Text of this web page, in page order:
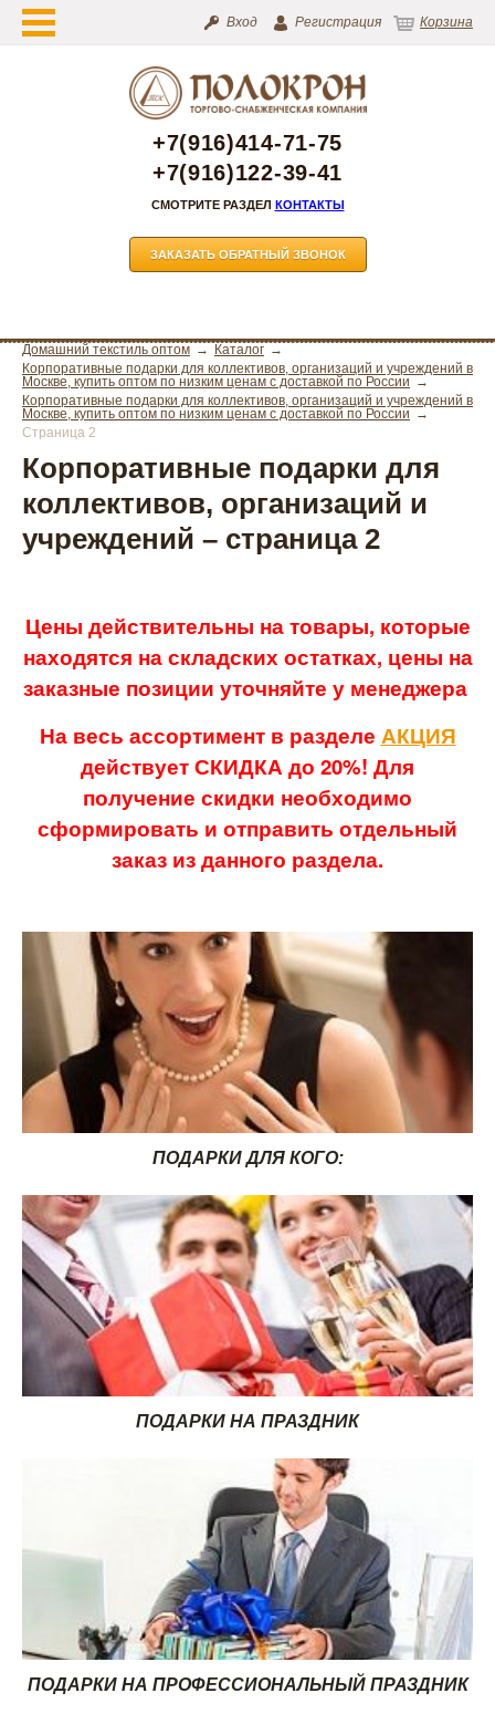
Вход Регистрация Корзина
+7(916)414-71-75
+7(916)122-39-41
СМОТРИТЕ РАЗДЕЛ КОНТАКТЫ
ЗАКАЗАТЬ ОБРАТНЫЙ ЗВОНОК
Домашний текстиль оптом
Каталог
Корпоративные подарки для коллективов, организаций и учреждений в
Москве, купить оптом по низким ценам с доставкой по России
Корпоративные подарки для коллективов, организаций и учреждений в
Москве, купить оптом по низким ценам с доставкой по России
Страница 2
Корпоративные подарки для
коллективов, организаций и
учреждений – страница 2
Цены действительны на товары, которые
находятся на складских остатках, цены на
заказные позиции уточняйте у менеджера
На весь ассортимент в разделе АКЦИЯ
действует СКИДКА до 20%! Для
получение скидки необходимо
сформировать и отправить отдельный
заказ из данного раздела.
ПОДАРКИ ДЛЯ КОГО:
ПОДАРКИ НА ПРАЗДНИК
ПОДАРКИ НА ПРОФЕССИОНАЛЬНЫЙ ПРАЗДНИК